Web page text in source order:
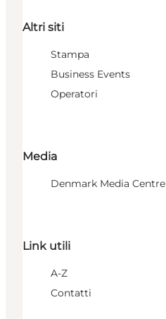
Altri siti
Stampa
Business Events
Operatori
Media
Denmark Media Centre
Link utili
A-Z
Contatti